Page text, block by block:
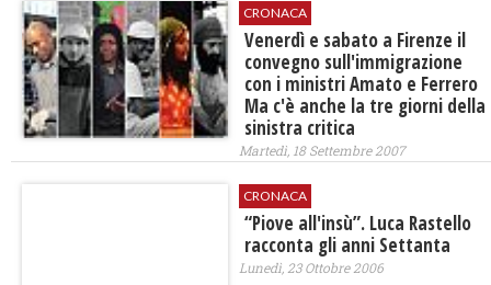
CRONACA
Venerdì e sabato a Firenze il
convegno sull'immigrazione
con i ministri Amato e Ferrero
Ma c'è anche la tre giorni della
sinistra critica
Martedì, 18 Settembre 2007
CRONACA
“Piove all'insù”. Luca Rastello
racconta gli anni Settanta
Lunedì, 23 Ottobre 2006